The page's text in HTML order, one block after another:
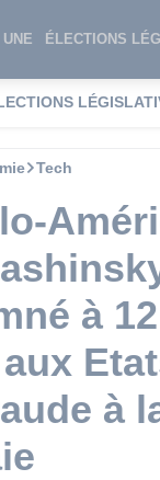
ÉLECTIONS
Tech
à
à